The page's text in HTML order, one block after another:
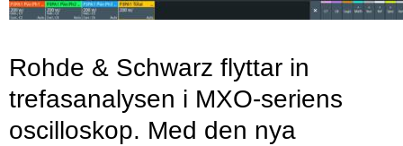
Rohde & Schwarz flyttar in
trefasanalysen i MXO-seriens
oscilloskop. Med den nya